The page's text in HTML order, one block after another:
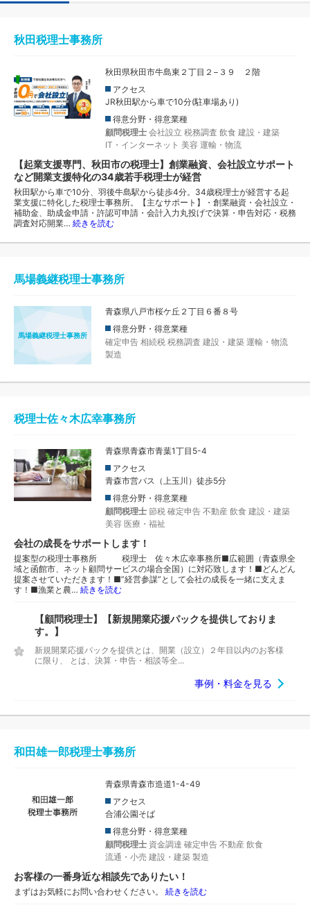
秋田税理士事務所
秋田県秋田市牛島東２丁目２−３９ ２階
アクセス
JR秋田駅から車で10分(駐車場あり)
得意分野・得意業種
顧問税理士 会社設立 税務調査 飲食 建設・建築
IT・インターネット 美容 運輸・物流
【起業支援専門、秋田市の税理士】創業融資、会社設立サポート
など開業支援特化の34歳若手税理士が経営
秋田駅から車で10分、羽後牛島駅から徒歩4分。34歳税理士が経営する起
業支援に特化した税理士事務所。【主なサポート】・創業融資・会社設立・
補助金、助成金申請・許認可申請・会計入力丸投げで決算・申告対応・税務
調査対応開業… 続きを読む
馬場義継税理士事務所
馬場義継税理士事務所
青森県八戸市桜ケ丘２丁目６番８号
得意分野・得意業種
確定申告 相続税 税務調査 建設・建築 運輸・物流
製造
税理士佐々木広幸事務所
青森県青森市青葉1丁目5-4
アクセス
青森市営バス（上玉川）徒歩5分
得意分野・得意業種
顧問税理士 節税 確定申告 不動産 飲食 建設・建築
美容 医療・福祉
会社の成長をサポートします！
提案型の税理士事務所 税理士 佐々木広幸事務所■広範囲（青森県全
域と函館市、ネット顧問サービスの場合全国）に対応致します！■どんどん
提案させていただきます！■”経営参謀”として会社の成長を一緒に支えま
す！■漁業と農… 続きを読む
【顧問税理士】【新規開業応援パックを提供しておりま
す。】
新規開業応援パックを提供とは、開業（設立）２年目以内のお客様
に限り、 とは、決算・申告・相談等全...
事例・料金を見る
和田雄一郎税理士事務所
青森県青森市造道1-4-49
アクセス
合浦公園そば
得意分野・得意業種
顧問税理士 資金調達 確定申告 不動産 飲食
流通・小売 建設・建築 製造
お客様の一番身近な相談先でありたい！
まずはお気軽にお問い合わせください。 続きを読む